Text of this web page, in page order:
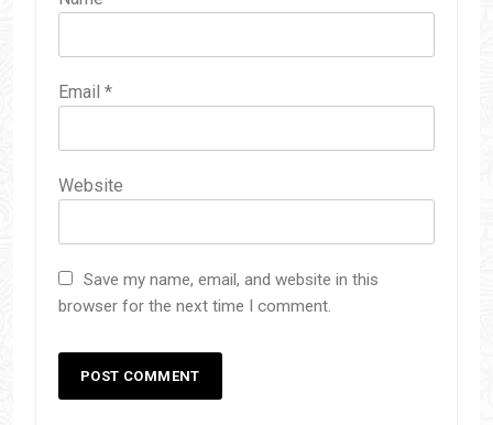
Email *
Website
Save my name, email, and website in this
browser for the next time I comment.